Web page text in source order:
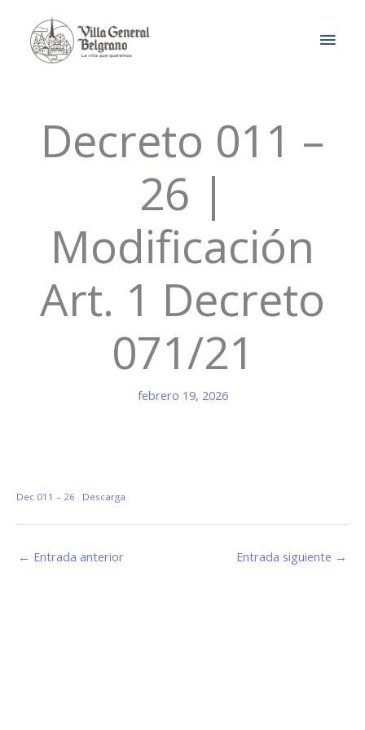
contenido
Decreto 011 –
26 |
Modificación
Art. 1 Decreto
071/21
febrero 19, 2026
Dec 011 – 26 Descarga
← Entrada anterior Entrada siguiente →